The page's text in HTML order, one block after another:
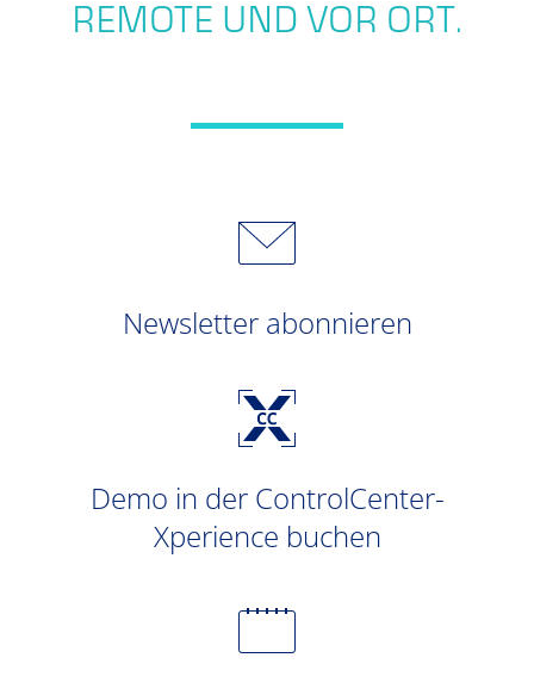
REMOTE UND VOR ORT.
Newsletter abonnieren
Demo in der ControlCenter-
Xperience buchen